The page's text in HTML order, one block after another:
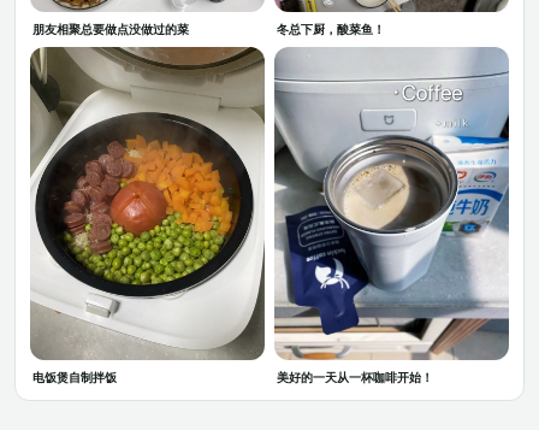
朋友相聚总要做点没做过的菜 冬总下厨，酸菜鱼！
电饭煲自制拌饭 美好的一天从一杯咖啡开始！